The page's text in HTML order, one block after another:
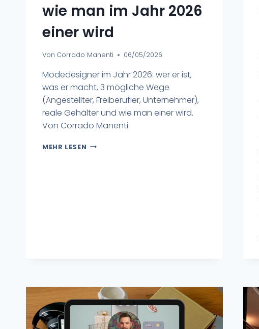
wie man im Jahr 2026
einer wird
Von Corrado Manenti 06/05/2026
Modedesigner im Jahr 2026: wer er ist,
was er macht, 3 mögliche Wege
(Angestellter, Freiberufler, Unternehmer),
reale Gehälter und wie man einer wird.
Von Corrado Manenti.
MEHR LESEN